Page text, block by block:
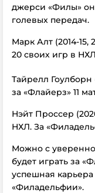
джерси «Филы»
голевых передач.
Марк Алт (2014-15,
20 своих игр в
Тайрелл
за «Флайерз» 11
Нэйт Проссер
НХЛ. За
Можно с
будет играть за
успешная
«Филадельфии».